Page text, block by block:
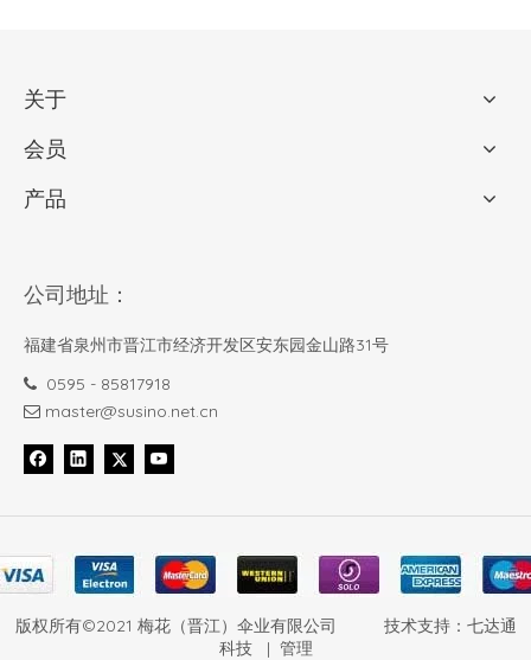
关于
会员
产品
公司地址：
福建省泉州市晋江市经济开发区安东园金山路31号
 0595 - 85817918
 master@susino.net.cn
版权所有©2021 梅花（晋江）伞业有限公司 技术支持： 七达通
科技| 管理